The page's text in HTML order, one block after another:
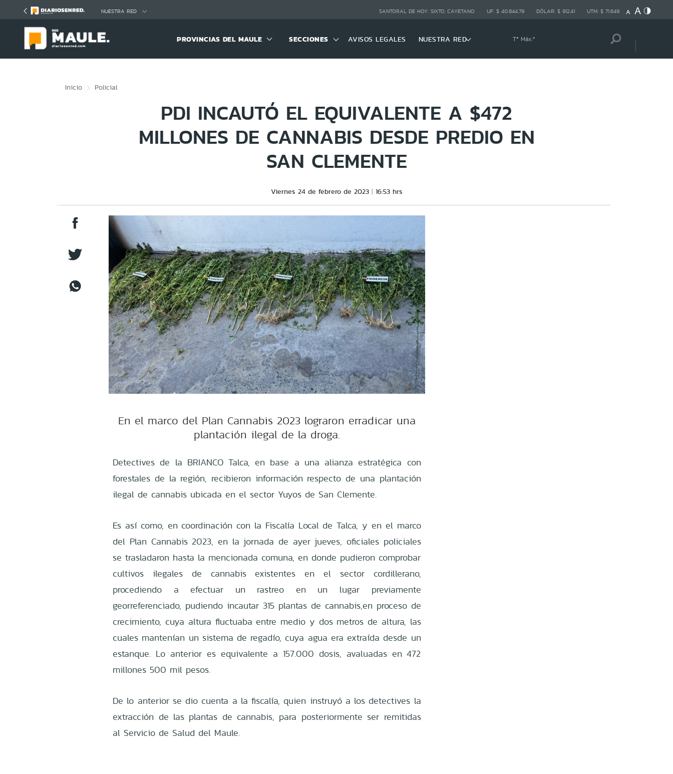
NUESTRA RED SANTORAL DE HOY: SIXTO, CAYETANO UF: $ 40.844,79 DÓLAR: $ 912,41 UTM: $ 71.649
PROVINCIAS DEL MAULE SECCIONES AVISOS LEGALES NUESTRA RED Tª Máx:º
Inicio Policial
PDI INCAUTÓ EL EQUIVALENTE A $472
MILLONES DE CANNABIS DESDE PREDIO EN
SAN CLEMENTE
Viernes 24 de febrero de 2023 16:53 hrs
En el marco del Plan Cannabis 2023 lograron erradicar una
plantación ilegal de la droga.
Detectives de la BRIANCO Talca, en base a una alianza estratégica con
forestales de la región, recibieron información respecto de una plantación
ilegal de cannabis ubicada en el sector Yuyos de San Clemente.
Es así como, en coordinación con la Fiscalía Local de Talca, y en el marco
del Plan Cannabis 2023, en la jornada de ayer jueves, oficiales policiales
se trasladaron hasta la mencionada comuna, en donde pudieron comprobar
cultivos ilegales de cannabis existentes en el sector cordillerano,
procediendo a efectuar un rastreo en un lugar previamente
georreferenciado, pudiendo incautar 315 plantas de cannabis,en proceso de
crecimiento, cuya altura fluctuaba entre medio y dos metros de altura, las
cuales mantenían un sistema de regadío, cuya agua era extraída desde un
estanque. Lo anterior es equivalente a 157.000 dosis, avaluadas en 472
millones 500 mil pesos.
De lo anterior se dio cuenta a la fiscalía, quien instruyó a los detectives la
extracción de las plantas de cannabis, para posteriormente ser remitidas
al Servicio de Salud del Maule.